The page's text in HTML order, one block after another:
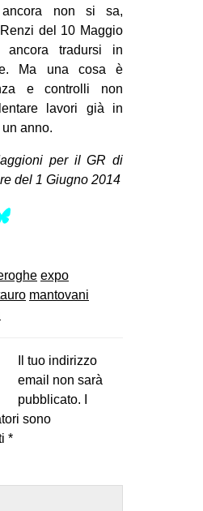
non si sa,
Renzi del 10 Maggio
ancora tradursi in
Ma una cosa è
e controlli non
lavori già in
anno.
per il GR di
del 1 Giugno 2014
expo
mantovani
Il tuo indirizzo
email non sarà
pubblicato.
sono
*